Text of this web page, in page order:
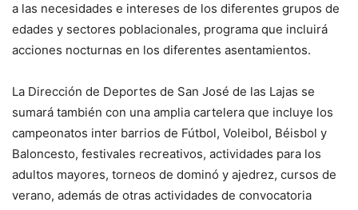
a las necesidades e intereses de los diferentes grupos de
edades y sectores poblacionales, programa que incluirá
acciones nocturnas en los diferentes asentamientos.
La Dirección de Deportes de San José de las Lajas se
sumará también con una amplia cartelera que incluye los
campeonatos inter barrios de Fútbol, Voleibol, Béisbol y
Baloncesto, festivales recreativos, actividades para los
adultos mayores, torneos de dominó y ajedrez, cursos de
verano, además de otras actividades de convocatoria